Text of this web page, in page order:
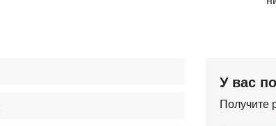
У вас
Получите